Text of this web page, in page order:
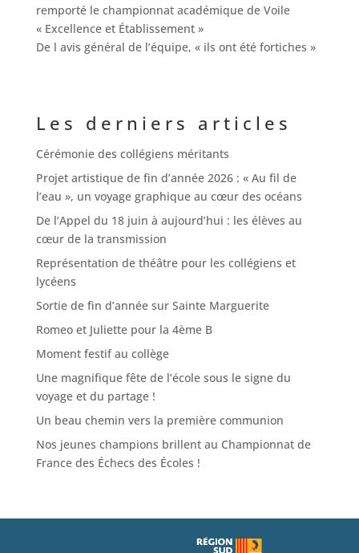
remporté le championnat académique de Voile
« Excellence et Établissement »
De l avis général de l’équipe, « ils ont été fortiches »
Les derniers articles
Cérémonie des collégiens méritants
Projet artistique de fin d’année 2026 : « Au fil de
l’eau », un voyage graphique au cœur des océans
De l’Appel du 18 juin à aujourd’hui : les élèves au
cœur de la transmission
Représentation de théâtre pour les collégiens et
lycéens
Sortie de fin d’année sur Sainte Marguerite
Romeo et Juliette pour la 4ème B
Moment festif au collège
Une magnifique fête de l’école sous le signe du
voyage et du partage !
Un beau chemin vers la première communion
Nos jeunes champions brillent au Championnat de
France des Échecs des Écoles !